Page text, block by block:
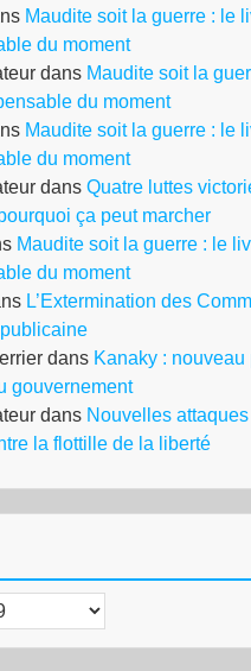
Maudite soit la guerre : le
du moment
dans Maudite soit la
du moment
Maudite soit la guerre : le
du moment
dans Quatre luttes
ça peut marcher
Maudite soit la guerre : le
du moment
L’Extermination des
dans Kanaky : nouveau
gouvernement
dans Nouvelles
la flottille de la liberté